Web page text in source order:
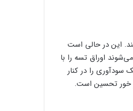
این در حالی است
اوراق تسه را با
را در کنار
خور تحسین است.